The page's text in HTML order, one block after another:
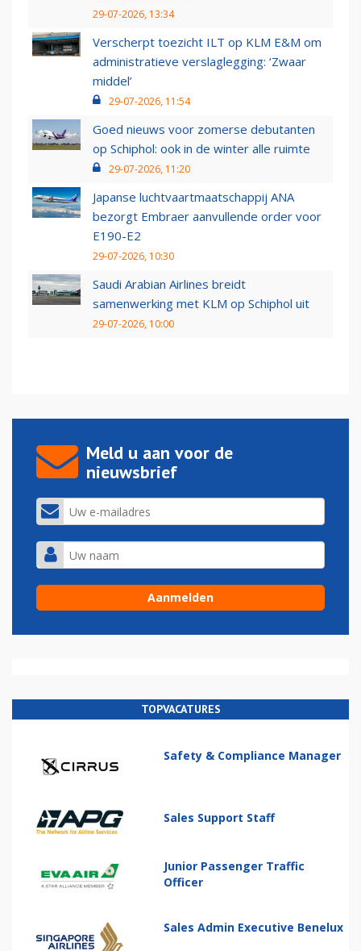
29-07-2026, 13:34
Verscherpt toezicht ILT op KLM E&M om
administratieve verslaglegging: ‘Zwaar
middel’
29-07-2026, 11:54
Goed nieuws voor zomerse debutanten
op Schiphol: ook in de winter alle ruimte
29-07-2026, 11:20
Japanse luchtvaartmaatschappij ANA
bezorgt Embraer aanvullende order voor
E190-E2
29-07-2026, 10:30
Saudi Arabian Airlines breidt
samenwerking met KLM op Schiphol uit
29-07-2026, 10:00
Meld u aan voor de
nieuwsbrief
TOPVACATURES
Safety & Compliance Manager
Sales Support Staff
Junior Passenger Traffic
Officer
Sales Admin Executive Benelux